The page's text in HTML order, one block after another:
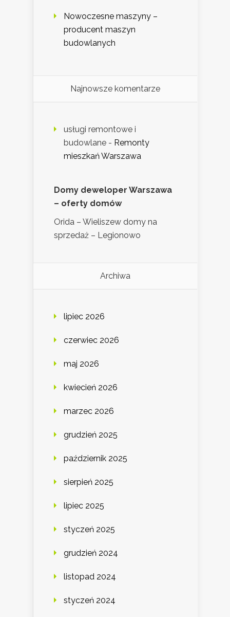
Nowoczesne maszyny –
producent maszyn
budowlanych
Najnowsze komentarze
usługi remontowe i
budowlane - Remonty
mieszkań Warszawa
Domy deweloper Warszawa
– oferty domów
Orida – Wieliszew domy na
sprzedaż – Legionowo
Archiwa
lipiec 2026
czerwiec 2026
maj 2026
kwiecień 2026
marzec 2026
grudzień 2025
październik 2025
sierpień 2025
lipiec 2025
styczeń 2025
grudzień 2024
listopad 2024
styczeń 2024